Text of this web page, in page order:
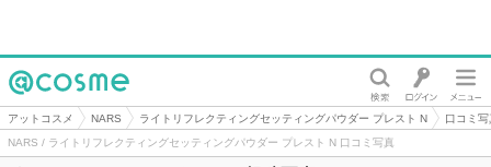
@cosme
アットコスメ NARS ライトリフレクティングセッティングパウダー プレスト N
口コミ
NARS / ライトリフレクティングセッティングパウダー プレスト N 口コミ写真